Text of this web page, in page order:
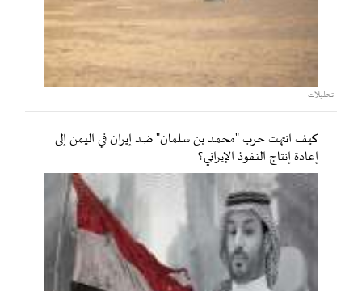
تحليلات
كيف انتهت حرب "محمد بن سلمان" ضد إيران في اليمن إلى
إعادة إنتاج النفوذ الإيراني؟